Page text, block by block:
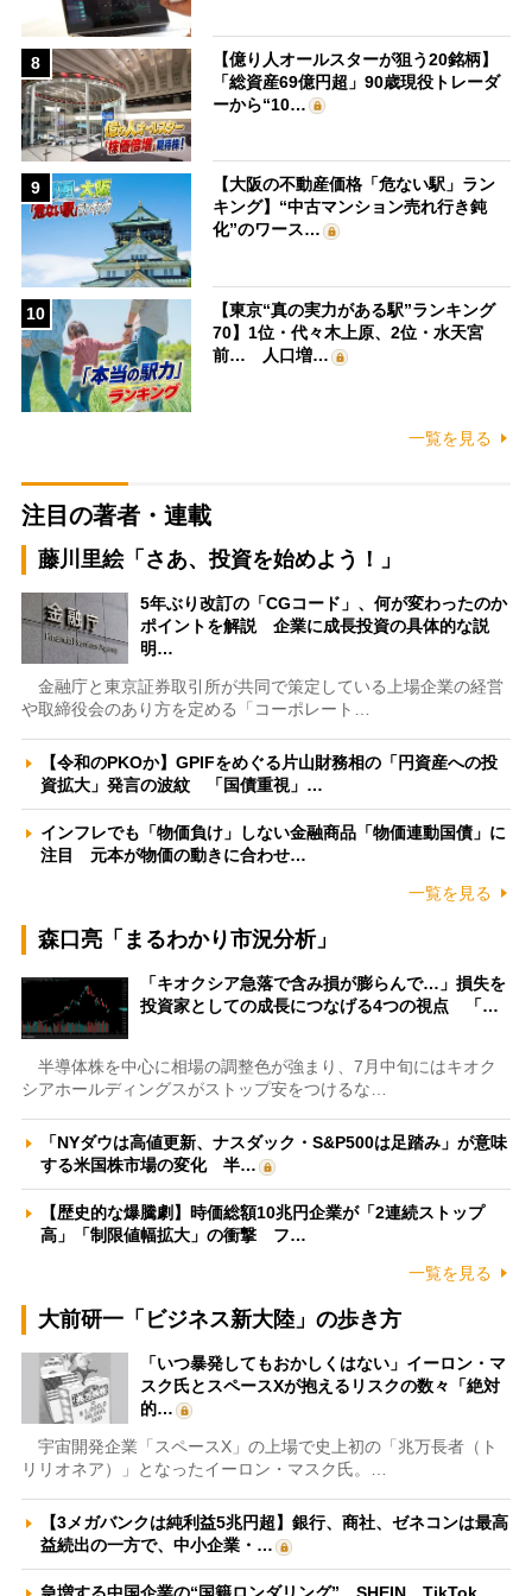
8
【億り人オールスターが狙う20銘柄】
「総資産69億円超」90歳現役トレーダ
ーから“10…
9
【大阪の不動産価格「危ない駅」ラン
キング】“中古マンション売れ行き鈍
化”のワース…
10
【東京“真の実力がある駅”ランキング
70】1位・代々木上原、2位・水天宮
前… 人口増…
一覧を見る
注目の著者・連載
藤川里絵「さあ、投資を始めよう！」
5年ぶり改訂の「CGコード」、何が変わったのか
ポイントを解説 企業に成長投資の具体的な説
明…
金融庁と東京証券取引所が共同で策定している上場企業の経営
や取締役会のあり方を定める「コーポレート…
【令和のPKOか】GPIFをめぐる片山財務相の「円資産への投
資拡大」発言の波紋 「国債重視」…
インフレでも「物価負け」しない金融商品「物価連動国債」に
注目 元本が物価の動きに合わせ…
一覧を見る
森口亮「まるわかり市況分析」
「キオクシア急落で含み損が膨らんで…」損失を
投資家としての成長につなげる4つの視点 「…
半導体株を中心に相場の調整色が強まり、7月中旬にはキオク
シアホールディングスがストップ安をつけるな…
「NYダウは高値更新、ナスダック・S&P500は足踏み」が意味
する米国株市場の変化 半…
【歴史的な爆騰劇】時価総額10兆円企業が「2連続ストップ
高」「制限値幅拡大」の衝撃 フ…
一覧を見る
大前研一「ビジネス新大陸」の歩き方
「いつ暴発してもおかしくはない」イーロン・マ
スク氏とスペースXが抱えるリスクの数々「絶対
的…
宇宙開発企業「スペースX」の上場で史上初の「兆万長者（ト
リリオネア）」となったイーロン・マスク氏。…
【3メガバンクは純利益5兆円超】銀行、商社、ゼネコンは最高
益続出の一方で、中小企業・…